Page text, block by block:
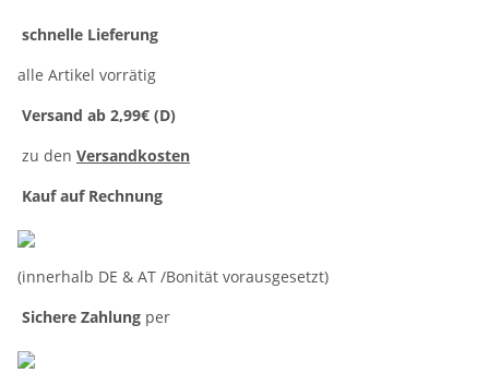
schnelle Lieferung
alle Artikel vorrätig
Versand ab 2,99€ (D)
zu den Versandkosten
Kauf auf Rechnung
(innerhalb DE & AT /Bonität vorausgesetzt)
Sichere Zahlung per